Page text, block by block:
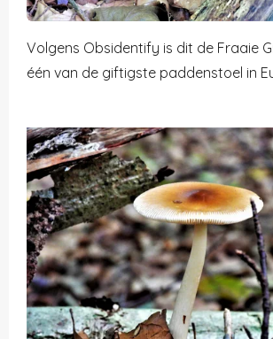
Volgens Obsidentify is dit de Fraaie
één van de giftigste paddenstoel in